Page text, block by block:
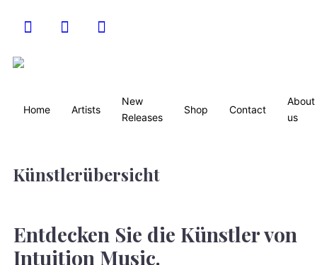
Home Artists
New
Releases
Shop Contact
About
us
Künstlerübersicht
Entdecken Sie die Künstler von
Intuition Music.